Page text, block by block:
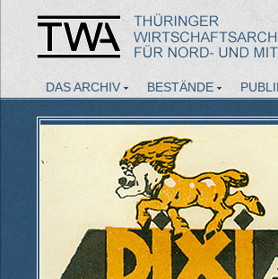
DAS ARCHIV
BESTÄNDE